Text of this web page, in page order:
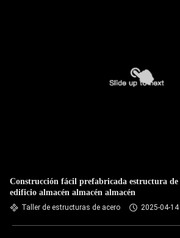
Construcción fácil prefabricada estructura de
edificio almacén almacén almacén
Taller de estructuras de acero 2025-04-14